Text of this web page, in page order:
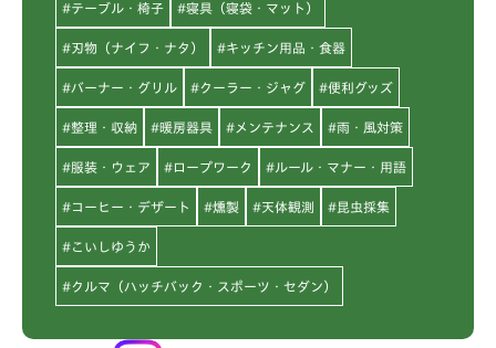
#テーブル・椅子 #寝具（寝袋・マット）
#刃物（ナイフ・ナタ） #キッチン用品・食器
#バーナー・グリル #クーラー・ジャグ #便利グッズ
#整理・収納 #暖房器具 #メンテナンス #雨・風対策
#服装・ウェア #ロープワーク #ルール・マナー・用語
#コーヒー・デザート #燻製 #天体観測 #昆虫採集
#こいしゆうか
#クルマ（ハッチバック・スポーツ・セダン）